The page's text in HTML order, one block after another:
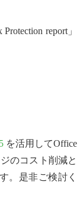
report」
を活用してOffice
のコスト削減と
。是非ご検討く